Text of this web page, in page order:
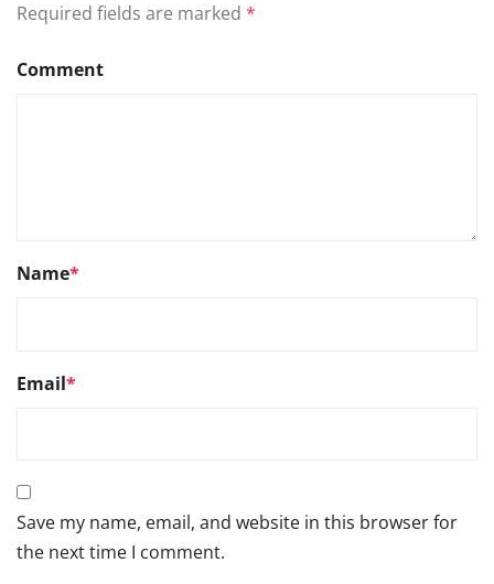
Required fields are marked *
Comment
Name*
Email*
Save my name, email, and website in this browser for
the next time I comment.